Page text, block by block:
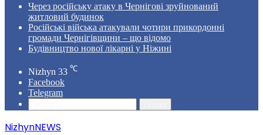
Через російську атаку в Чернігові зруйнований
житловий будинок
Російські війська атакували чотири прикордонні
громади Чернігівщини – що відомо
Будівництво нової лікарні у Ніжині
Nizhyn 33 ℃
Facebook
Telegram
NizhynNEWS